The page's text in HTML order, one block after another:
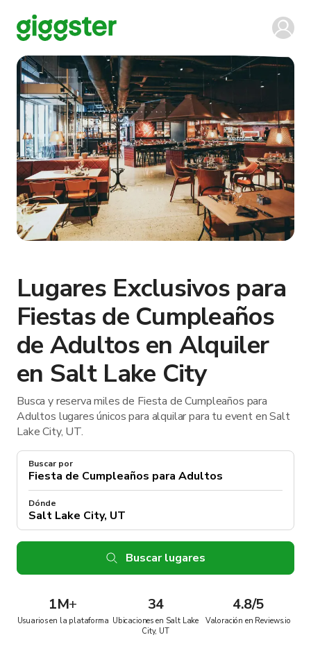
Lugares Exclusivos para
Fiestas de Cumpleaños
de Adultos en Alquiler
en Salt Lake City
Busca y reserva miles de Fiesta de Cumpleaños para
Adultos lugares únicos para alquilar para tu event en Salt
Lake City, UT.
Buscar por
Dónde
Buscar lugares
1M+
Usuarios en la plataforma
34
Ubicaciones en Salt Lake
City, UT
4.8/5
Valoración en Reviews.io